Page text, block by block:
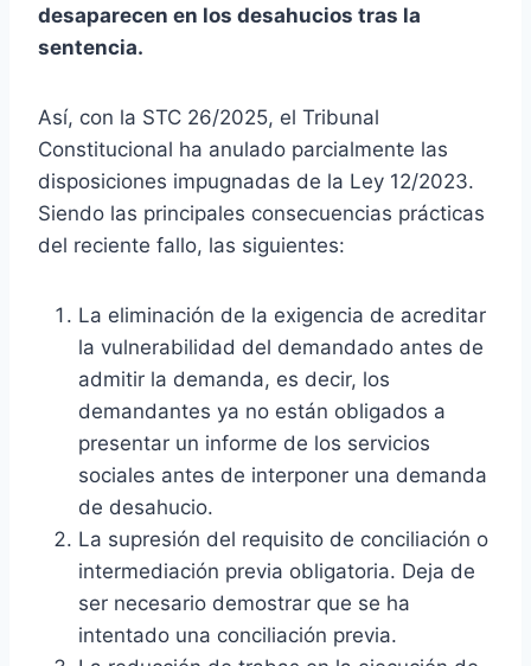
desaparecen en los desahucios tras la
sentencia.
Así, con la STC 26/2025, el Tribunal
Constitucional ha anulado parcialmente las
disposiciones impugnadas de la Ley 12/2023.
Siendo las principales consecuencias prácticas
del reciente fallo, las siguientes:
La eliminación de la exigencia de acreditar
la vulnerabilidad del demandado antes de
admitir la demanda, es decir, los
demandantes ya no están obligados a
presentar un informe de los servicios
sociales antes de interponer una demanda
de desahucio.
La supresión del requisito de conciliación o
intermediación previa obligatoria. Deja de
ser necesario demostrar que se ha
intentado una conciliación previa.